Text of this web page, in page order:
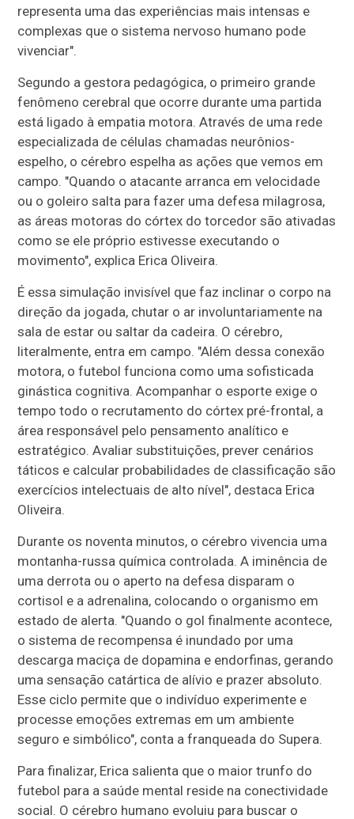
representa uma das experiências mais intensas e
complexas que o sistema nervoso humano pode
vivenciar".
Segundo a gestora pedagógica, o primeiro grande
fenômeno cerebral que ocorre durante uma partida
está ligado à empatia motora. Através de uma rede
especializada de células chamadas neurônios-
espelho, o cérebro espelha as ações que vemos em
campo. "Quando o atacante arranca em velocidade
ou o goleiro salta para fazer uma defesa milagrosa,
as áreas motoras do córtex do torcedor são ativadas
como se ele próprio estivesse executando o
movimento", explica Erica Oliveira.
É essa simulação invisível que faz inclinar o corpo na
direção da jogada, chutar o ar involuntariamente na
sala de estar ou saltar da cadeira. O cérebro,
literalmente, entra em campo. "Além dessa conexão
motora, o futebol funciona como uma sofisticada
ginástica cognitiva. Acompanhar o esporte exige o
tempo todo o recrutamento do córtex pré-frontal, a
área responsável pelo pensamento analítico e
estratégico. Avaliar substituições, prever cenários
táticos e calcular probabilidades de classificação são
exercícios intelectuais de alto nível", destaca Erica
Oliveira.
Durante os noventa minutos, o cérebro vivencia uma
montanha-russa química controlada. A iminência de
uma derrota ou o aperto na defesa disparam o
cortisol e a adrenalina, colocando o organismo em
estado de alerta. "Quando o gol finalmente acontece,
o sistema de recompensa é inundado por uma
descarga maciça de dopamina e endorfinas, gerando
uma sensação catártica de alívio e prazer absoluto.
Esse ciclo permite que o indivíduo experimente e
processe emoções extremas em um ambiente
seguro e simbólico", conta a franqueada do Supera.
Para finalizar, Erica salienta que o maior trunfo do
futebol para a saúde mental reside na conectividade
social. O cérebro humano evoluiu para buscar o